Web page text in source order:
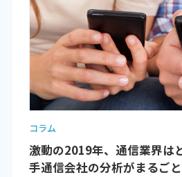
コラム
激動の2019年、通信業界は
手通信会社の分析がまるごと